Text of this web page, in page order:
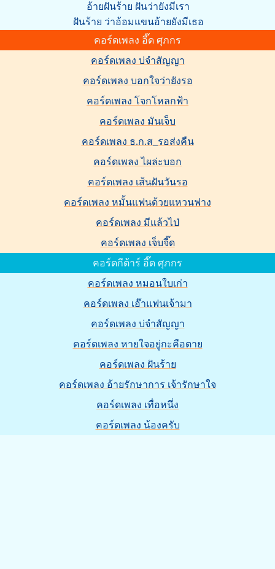
อ้ายฝันร้าย ฝันว่ายังมีเรา
ฝันร้าย ว่าอ้อมแขนอ้ายยังมีเธอ
คอร์ดเพลง อี๊ด ศุภกร
คอร์ดเพลง บ่จำสัญญา
คอร์ดเพลง บอกใจว่ายังรอ
คอร์ดเพลง โจกโหลกฟ้า
คอร์ดเพลง มันเจ็บ
คอร์ดเพลง ธ.ก.ส_รอส่งคืน
คอร์ดเพลง ไผล่ะบอก
คอร์ดเพลง เส้นฝันวันรอ
คอร์ดเพลง หมั้นแฟนด้วยแหวนฟาง
คอร์ดเพลง มีแล้วไป่
คอร์ดเพลง เจ็บจี๊ด
คอร์ดกีต้าร์ อี๊ด ศุภกร
คอร์ดเพลง หมอนใบเก่า
คอร์ดเพลง เอ๊าแฟนเจ้ามา
คอร์ดเพลง บ่จำสัญญา
คอร์ดเพลง หายใจอยู่กะคือตาย
คอร์ดเพลง ฝันร้าย
คอร์ดเพลง อ้ายรักษาการ เจ้ารักษาใจ
คอร์ดเพลง เทื่อหนึ่ง
คอร์ดเพลง น้องครับ